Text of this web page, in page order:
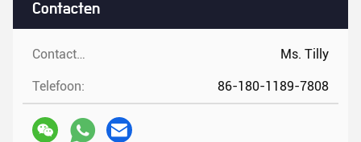
Contacten
Contacten: Ms. Tilly
Telefoon: 86-180-1189-7808